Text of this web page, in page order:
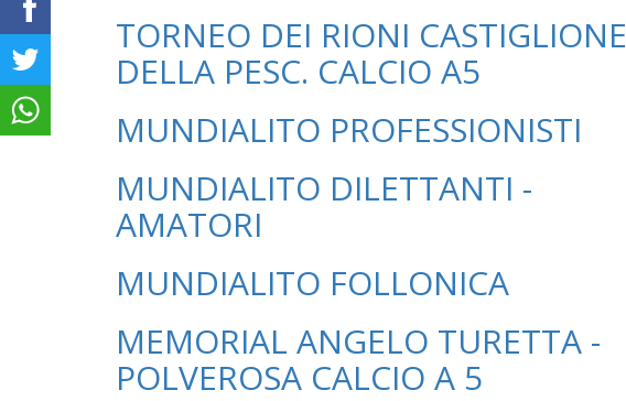
TORNEO DEI RIONI CASTIGLIONE
DELLA PESC. CALCIO A5
MUNDIALITO PROFESSIONISTI
MUNDIALITO DILETTANTI -
AMATORI
MUNDIALITO FOLLONICA
MEMORIAL ANGELO TURETTA -
POLVEROSA CALCIO A 5